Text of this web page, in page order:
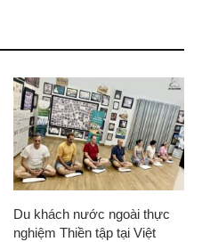
Du khách nước ngoài thực
nghiệm Thiền tập tại Việt